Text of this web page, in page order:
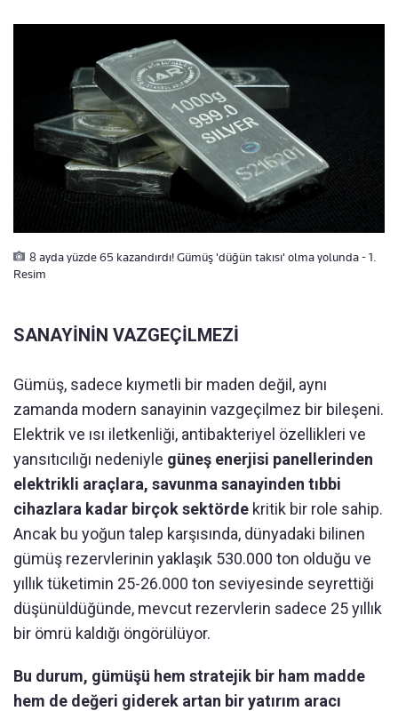
8 ayda yüzde 65 kazandırdı! Gümüş 'düğün takısı' olma yolunda - 1.
Resim
SANAYİNİN VAZGEÇİLMEZİ
Gümüş, sadece kıymetli bir maden değil, aynı
zamanda modern sanayinin vazgeçilmez bir bileşeni.
Elektrik ve ısı iletkenliği, antibakteriyel özellikleri ve
yansıtıcılığı nedeniyle güneş enerjisi panellerinden
elektrikli araçlara, savunma sanayinden tıbbi
cihazlara kadar birçok sektörde kritik bir role sahip.
Ancak bu yoğun talep karşısında, dünyadaki bilinen
gümüş rezervlerinin yaklaşık 530.000 ton olduğu ve
yıllık tüketimin 25-26.000 ton seviyesinde seyrettiği
düşünüldüğünde, mevcut rezervlerin sadece 25 yıllık
bir ömrü kaldığı öngörülüyor.
Bu durum, gümüşü hem stratejik bir ham madde
hem de değeri giderek artan bir yatırım aracı